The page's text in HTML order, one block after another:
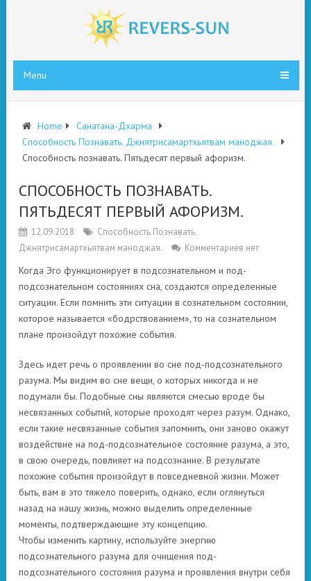
Menu
Home
Санатана-Дхарма
Способность Познавать. Джнятрисамартхьятвам маноджая.
Способность познавать. Пятьдесят первый афоризм.
СПОСОБНОСТЬ ПОЗНАВАТЬ.
ПЯТЬДЕСЯТ ПЕРВЫЙ АФОРИЗМ.
12.09.2018
Способность Познавать.
Джнятрисамартхьятвам маноджая.
Комментариев нет
Когда Эго функционирует в подсознательном и под-
подсознательном состояниях сна, создаются определенные
ситуации. Если помнить эти ситуации в сознательном состоянии,
которое называется «бодрствованием», то на сознательном
плане произойдут похожие события.
Здесь идет речь о проявлении во сне под-подсознательного
разума. Мы видим во сне вещи, о которых никогда и не
подумали бы. Подобные сны являются смесью вроде бы
несвязанных событий, которые проходят через разум. Однако,
если такие несвязанные события запомнить, они заново окажут
воздействие на под-подсознательное состояние разума, а это,
в свою очередь, повлияет на подсознание. В результате
похожие события произойдут в повседневной жизни. Может
быть, вам в это тяжело поверить, однако, если оглянуться
назад на нашу жизнь, можно выделить определенные
моменты, подтверждающие эту концепцию.
Чтобы изменить картину, используйте энергию
подсознательного разума для очищения под-
подсознательного состояния разума и проявления внутри себя